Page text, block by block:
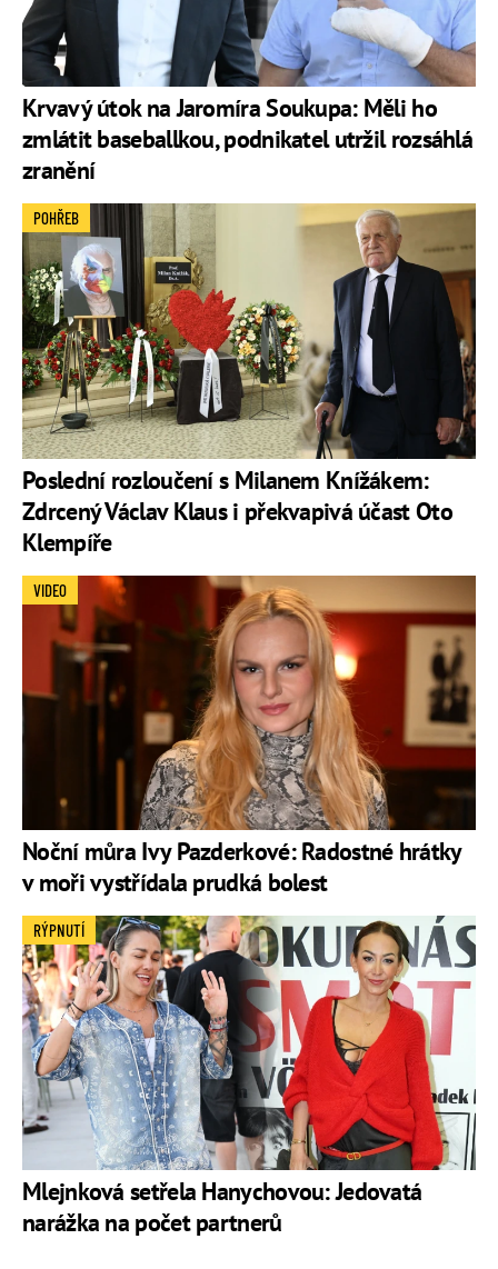
Krvavý útok na Jaromíra Soukupa: Měli ho
zmlátit baseballkou, podnikatel utržil rozsáhlá
zranění
Poslední rozloučení s Milanem Knížákem:
Zdrcený Václav Klaus i překvapivá účast Oto
Klempíře
POHŘEB
Noční můra Ivy Pazderkové: Radostné hrátky
v moři vystřídala prudká bolest
VIDEO
Mlejnková setřela Hanychovou: Jedovatá
narážka na počet partnerů
RÝPNUTÍ